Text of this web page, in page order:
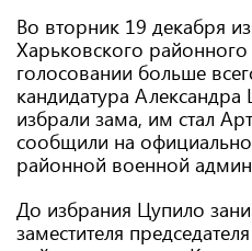
Во вторник 19 декабря
Харьковского
голосовании больше
кандидатура
избрали зама, им стал
сообщили на
районной военной
До избрания Цупило
заместителя